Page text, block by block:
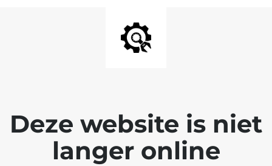
Deze website is niet
langer online